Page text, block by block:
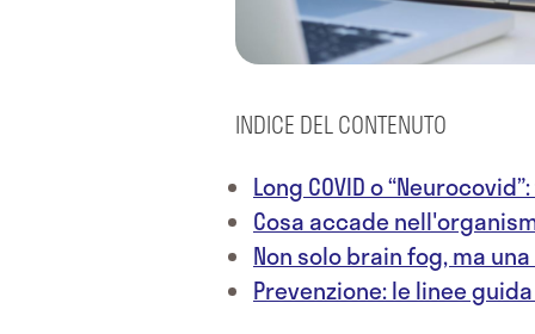
INDICE DEL CONTENUTO
Long COVID o
Cosa accade
Non solo brain fog, ma
Prevenzione: le linee